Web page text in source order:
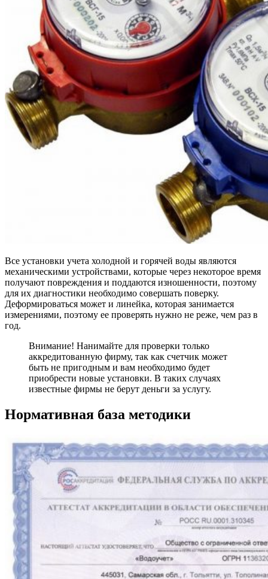
Все установки учета холодной и горячей воды являются
механическими устройствами, которые через некоторое время
получают повреждения и поддаются изношенности, поэтому
для их диагностики необходимо совершать поверку.
Деформироваться может и линейка, которая занимается
измерениями, поэтому ее проверять нужно не реже, чем раз в
год.
Внимание! Нанимайте для проверки только
аккредитованную фирму, так как счетчик может
быть не пригодным и вам необходимо будет
приобрести новые установки. В таких случаях
известные фирмы не берут деньги за услугу.
Нормативная база методики